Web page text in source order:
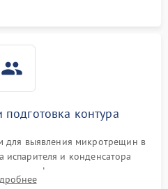
1800 ₽
подготовка контура
для выявления микротрещин в
испарителя и конденсатора
фильтра-осушителя и
для устранения засоров.